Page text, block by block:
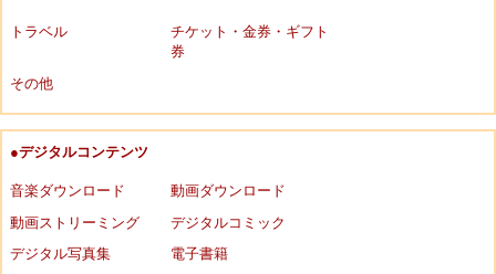
トラベル
チケット・金券・ギフト
券
その他
●デジタルコンテンツ
音楽ダウンロード
動画ダウンロード
動画ストリーミング
デジタルコミック
デジタル写真集
電子書籍